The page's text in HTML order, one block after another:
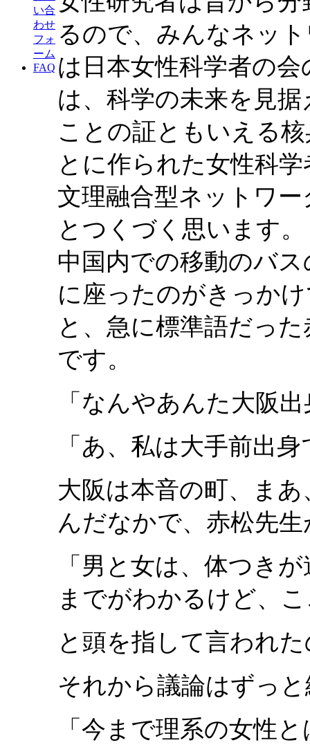
い合
わせ
フォ
ーム
FAQ
るので、みんなネッ
は日本女性科学者の
は、科学の未来を見
ことの証ともいえる
とに作られた女性科
文理融合型ネットワ
とつくづく思います。
中国内での移動のバ
に座ったのがきっか
と、急に標準語だっ
です。
「なんやあんた大阪
「あ、私は大手前出
大阪は本音の町、ま
んだなかで、赤松先生
「男と女は、体つき
までがわかるけど、
と頭を指して言われ
それから議論はずっ
「今まで理系の女性